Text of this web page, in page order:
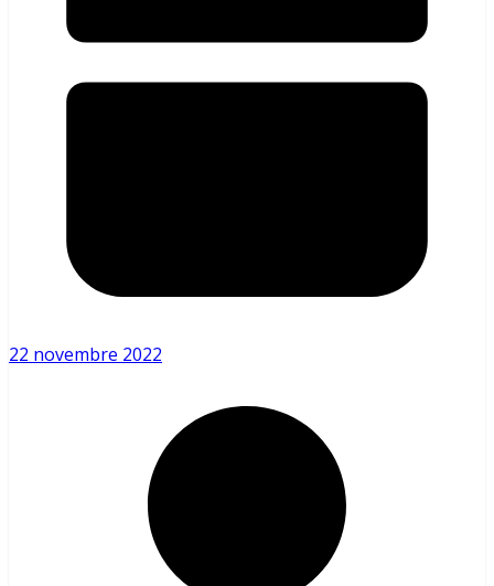
22 novembre 2022